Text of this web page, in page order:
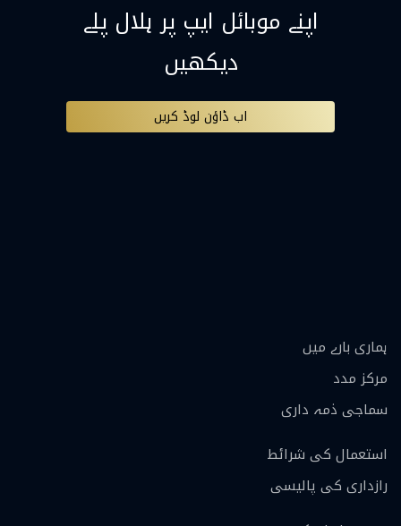
اپنے موبائل ایپ پر ہلال پلے
دیکھیں
اب ڈاؤن لوڈ کریں
ہماری بارے ميں
مرکز مدد
سماجی ذمہ داری
استعمال کی شرائط
رازداری کی پالیسی